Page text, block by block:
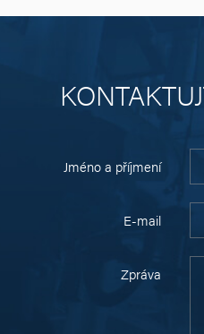
Jméno a příjmení
E-mail
Zpráva